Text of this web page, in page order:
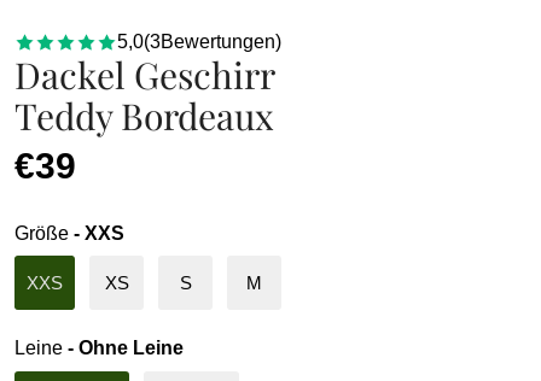
5,0(3Bewertungen)
Dackel Geschirr
Teddy Bordeaux
€39
Größe - XXS
XXS XS S M
Leine - Ohne Leine